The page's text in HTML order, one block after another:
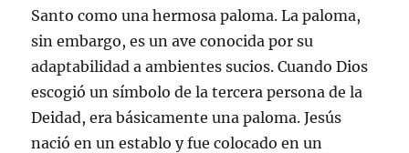
Santo como una hermosa paloma. La paloma,
sin embargo, es un ave conocida por su
adaptabilidad a ambientes sucios. Cuando Dios
escogió un símbolo de la tercera persona de la
Deidad, era básicamente una paloma. Jesús
nació en un establo y fue colocado en un